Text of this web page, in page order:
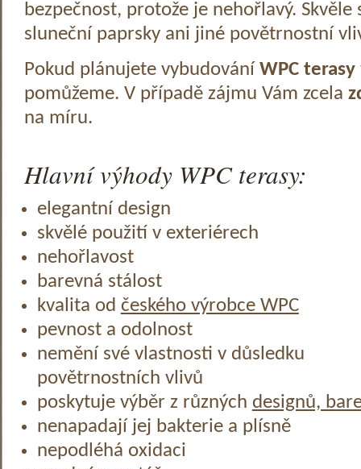
bezpečnost, protože je nehořlavý.
sluneční paprsky ani jiné povětrnostní
Pokud plánujete vybudování WPC terasy
pomůžeme. V případě zájmu Vám zcela
na míru.
Hlavní výhody WPC terasy:
elegantní design
skvělé použití v exteriérech
nehořlavost
barevná stálost
kvalita od českého výrobce WPC
pevnost a odolnost
nemění své vlastnosti v důsledku
povětrnostních vlivů
poskytuje výběr z různých designů,
nenapadají jej bakterie a plísně
nepodléhá oxidaci